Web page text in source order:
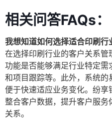
相关问答FAQs：
我想知道如何选择适合印刷行
在选择印刷行业的客户关系
功能是否能够满足行业特定
和项目跟踪等。此外，系统
便于快速适应业务变化。纷
整合客户数据，提升客户服
关系。